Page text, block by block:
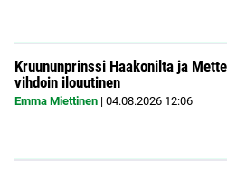
Kruununprinssi Haakonilta ja
vihdoin ilouutinen
Emma Miettinen | 04.08.2026 12:06